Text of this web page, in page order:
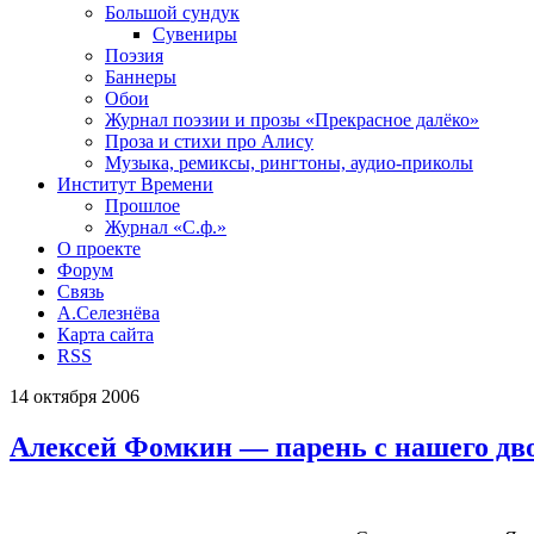
Большой сундук
Сувениры
Поэзия
Баннеры
Обои
Журнал поэзии и прозы «Прекрасное далёко»
Проза и стихи про Алису
Музыка, ремиксы, рингтоны, аудио-приколы
Институт Времени
Прошлое
Журнал «С.ф.»
О проекте
Форум
Связь
А.Селезнёва
Карта сайта
RSS
14 октября 2006
Алексей Фомкин — парень с нашего